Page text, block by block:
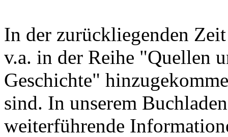
In der zurückliegenden
v.a. in der Reihe "Quellen
Geschichte"
sind. In unserem
weiterführende